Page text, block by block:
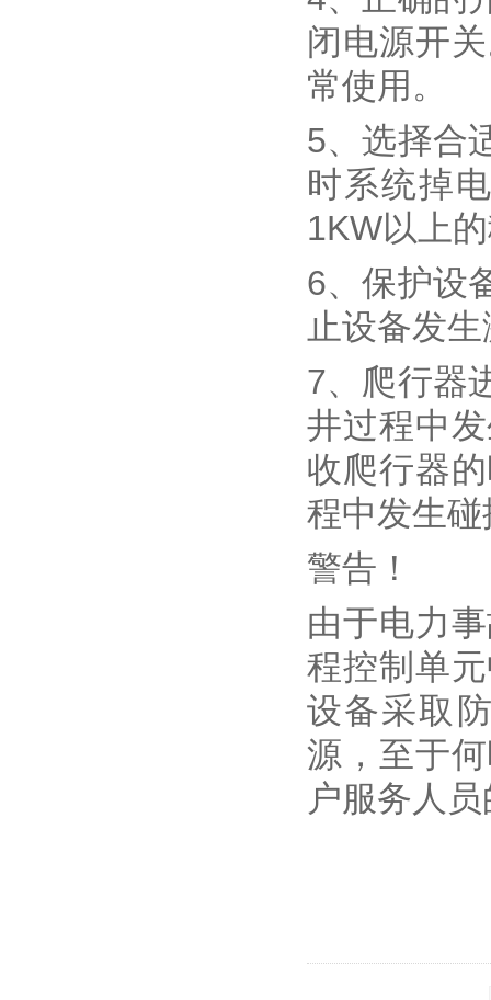
闭电源开
常使用。
5、选择合
时系统掉
1KW以上
6、保护设
止设备发
7、爬行器
井过程中
收爬行器
程中发生碰
警告！
由于电力
程控制单
设备采取
源，至于
户服务人